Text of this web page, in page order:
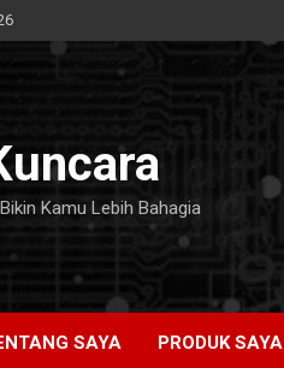
Kamu Lebih Bahagia
SAYA PRODUK SAYA